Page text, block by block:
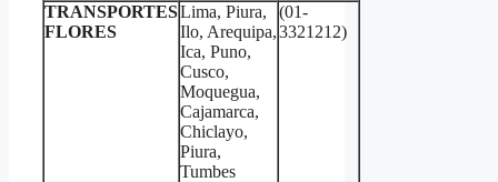
TRANSPORTES
FLORES
Lima, Piura,
Ilo, Arequipa,
Ica, Puno,
Cusco,
Moquegua,
Cajamarca,
Chiclayo,
Piura,
Tumbes
(01-
3321212)